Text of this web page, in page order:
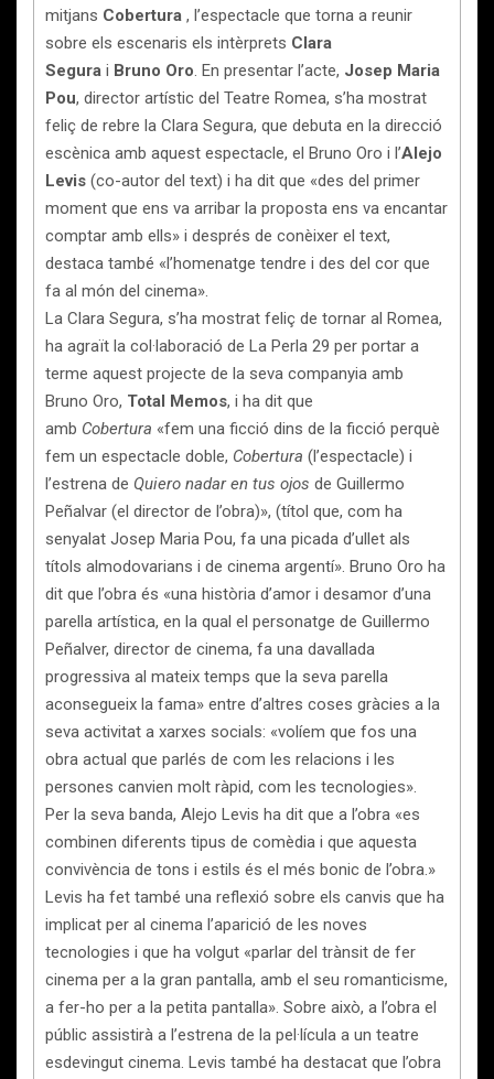
mitjans Cobertura , l’espectacle que torna a reunir
sobre els escenaris els intèrprets Clara
Segura i Bruno Oro. En presentar l’acte, Josep Maria
Pou, director artístic del Teatre Romea, s’ha mostrat
feliç de rebre la Clara Segura, que debuta en la direcció
escènica amb aquest espectacle, el Bruno Oro i l’Alejo
Levis (co-autor del text) i ha dit que «des del primer
moment que ens va arribar la proposta ens va encantar
comptar amb ells» i després de conèixer el text,
destaca també «l’homenatge tendre i des del cor que
fa al món del cinema».
La Clara Segura, s’ha mostrat feliç de tornar al Romea,
ha agraït la col·laboració de La Perla 29 per portar a
terme aquest projecte de la seva companyia amb
Bruno Oro, Total Memos, i ha dit que
amb Cobertura «fem una ficció dins de la ficció perquè
fem un espectacle doble, Cobertura (l’espectacle) i
l’estrena de Quiero nadar en tus ojos de Guillermo
Peñalvar (el director de l’obra)», (títol que, com ha
senyalat Josep Maria Pou, fa una picada d’ullet als
títols almodovarians i de cinema argentí». Bruno Oro ha
dit que l’obra és «una història d’amor i desamor d’una
parella artística, en la qual el personatge de Guillermo
Peñalver, director de cinema, fa una davallada
progressiva al mateix temps que la seva parella
aconsegueix la fama» entre d’altres coses gràcies a la
seva activitat a xarxes socials: «volíem que fos una
obra actual que parlés de com les relacions i les
persones canvien molt ràpid, com les tecnologies».
Per la seva banda, Alejo Levis ha dit que a l’obra «es
combinen diferents tipus de comèdia i que aquesta
convivència de tons i estils és el més bonic de l’obra.»
Levis ha fet també una reflexió sobre els canvis que ha
implicat per al cinema l’aparició de les noves
tecnologies i que ha volgut «parlar del trànsit de fer
cinema per a la gran pantalla, amb el seu romanticisme,
a fer-ho per a la petita pantalla». Sobre això, a l’obra el
públic assistirà a l’estrena de la pel·lícula a un teatre
esdevingut cinema. Levis també ha destacat que l’obra